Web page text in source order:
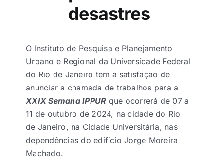
desastres
O Instituto de Pesquisa e Planejamento
Urbano e Regional da Universidade Federal
do Rio de Janeiro tem a satisfação de
anunciar a chamada de trabalhos para a
XXIX Semana IPPUR que ocorrerá de 07 a
11 de outubro de 2024, na cidade do Rio
de Janeiro, na Cidade Universitária, nas
dependências do edifício Jorge Moreira
Machado.